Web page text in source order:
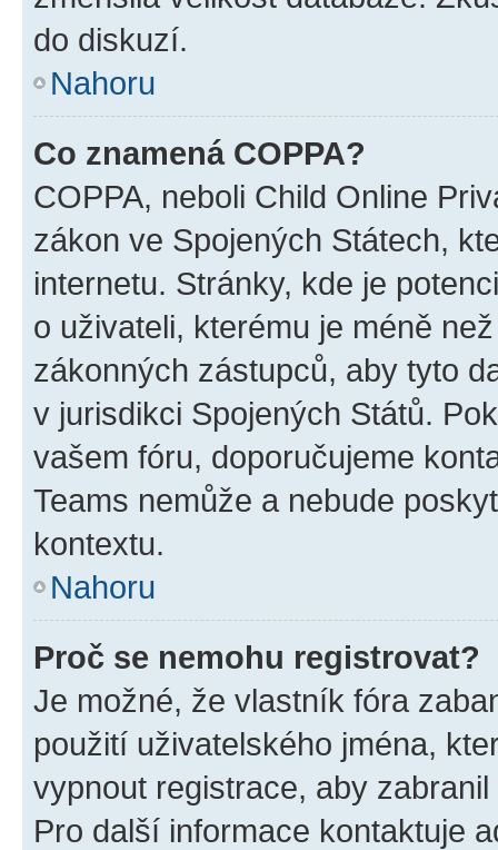
do diskuzí.
Nahoru
Co znamená COPPA?
COPPA, neboli Child Online
zákon ve Spojených Státech,
internetu. Stránky, kde je
o uživateli, kterému je méně
zákonných zástupců, aby tyto
v jurisdikci Spojených Států.
vašem fóru, doporučujeme
Teams nemůže a nebude
kontextu.
Nahoru
Proč se nemohu registrovat?
Je možné, že vlastník fóra
použití uživatelského jména,
vypnout registrace, aby
Pro další informace kontaktuje